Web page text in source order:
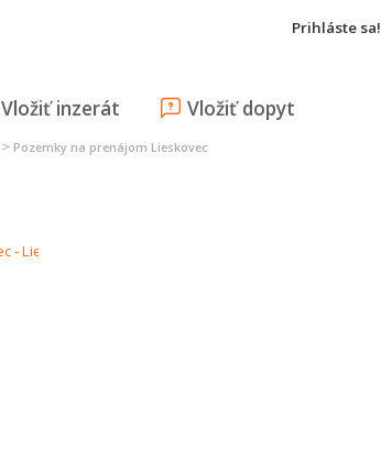
Prihláste sa!
Vložiť inzerát Vložiť dopyt
> Pozemky na prenájom Lieskovec